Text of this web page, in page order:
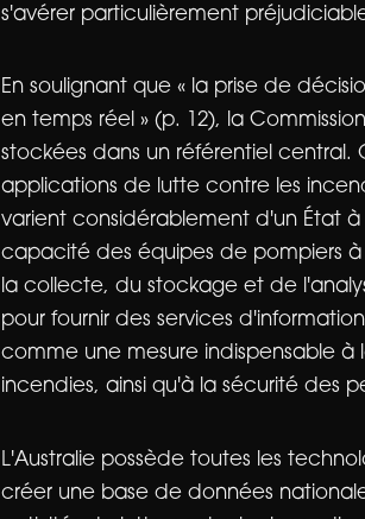
s'avérer particulièrement
En soulignant que « la prise de
en temps réel » (p. 12), la
stockées dans un référentiel central.
applications de lutte contre les
varient considérablement d'un État
capacité des équipes de pompiers à
la collecte, du stockage et de
pour fournir des services
comme une mesure indispensable à
incendies, ainsi qu'à la sécurité des
L'Australie possède toutes les
créer une base de données